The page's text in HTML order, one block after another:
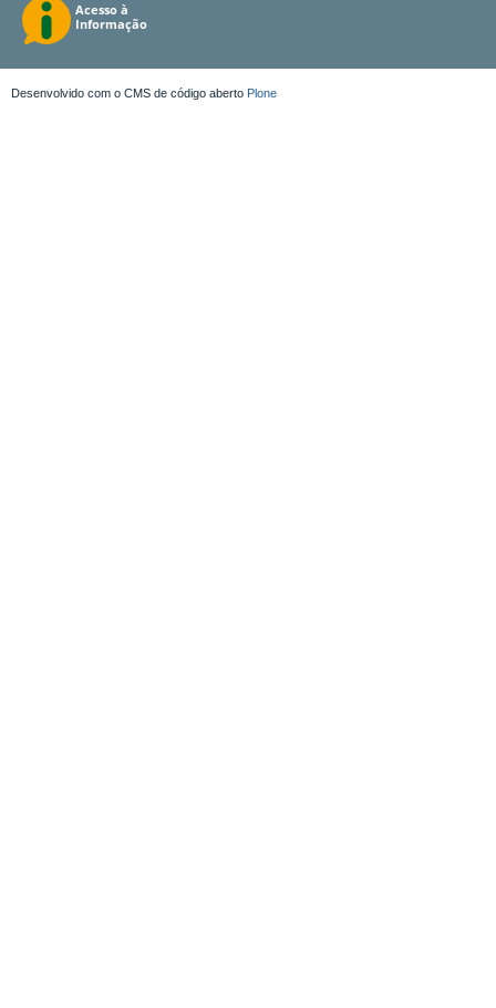
Desenvolvido com o CMS de código aberto Plone